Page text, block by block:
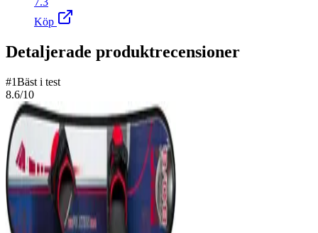
Köp
Detaljerade produktrecensioner
#1Bäst i test
8.6/10